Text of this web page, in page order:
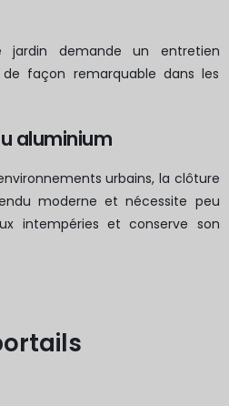
demande un entretien
de façon remarquable dans les
aluminium
urbains, la clôture
moderne et nécessite peu
intempéries et conserve son